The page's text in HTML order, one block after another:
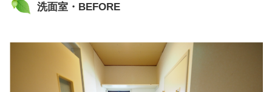
洗面室・BEFORE